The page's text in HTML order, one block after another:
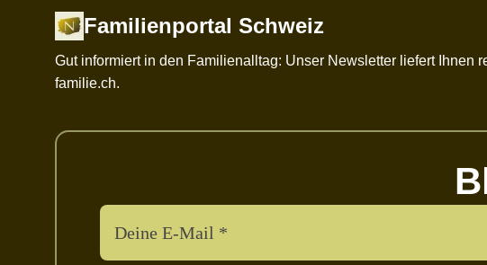
Familienportal Schweiz
Gut informiert in den Familienalltag: Unser Newsletter liefert
familie.ch.